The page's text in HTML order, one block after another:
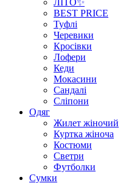
ЛІТО✨
BEST PRICE
Туфлі
Черевики
Кросівки
Лофери
Кеди
Мокасини
Сандалі
Сліпони
Одяг
Жилет жіночий
Куртка жіноча
Костюми
Светри
Футболки
Сумки